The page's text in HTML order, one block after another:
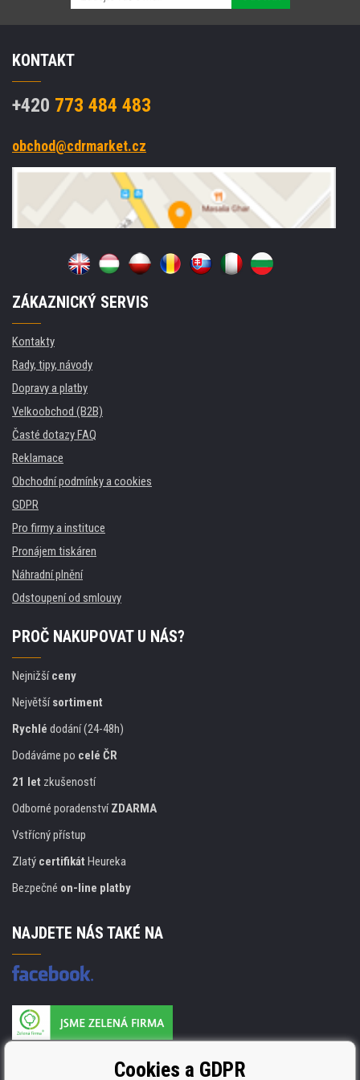
KONTAKT
+420 773 484 483
obchod@cdrmarket.cz
ZÁKAZNICKÝ SERVIS
Kontakty
Rady, tipy, návody
Dopravy a platby
Velkoobchod (B2B)
Časté dotazy FAQ
Reklamace
Obchodní podmínky a cookies
GDPR
Pro firmy a instituce
Pronájem tiskáren
Náhradní plnění
Odstoupení od smlouvy
PROČ NAKUPOVAT U NÁS?
Nejnižšíceny
Největšísortiment
Rychlé dodání (24-48h)
Dodáváme po celé ČR
21 let zkušeností
Odborné poradenstvíZDARMA
Vstřícný přístup
Zlatý certifikát Heureka
Bezpečné on-line platby
NAJDETE NÁS TAKÉ NA
ISO 9001. ISO 14001 a STMC.Cookies a GDPR